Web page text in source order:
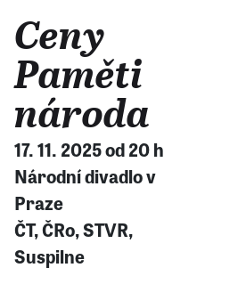
Ceny
Paměti
národa
17. 11. 2025 od 20 h
Národní divadlo v
Praze
ČT, ČRo, STVR,
Suspilne